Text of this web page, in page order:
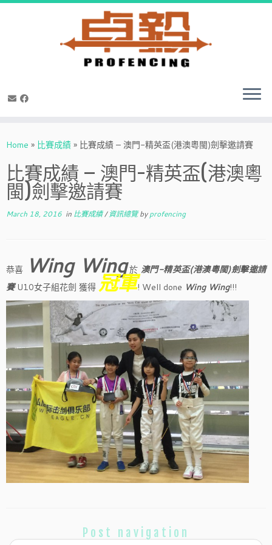
toHome » 比賽成績 » 比賽成績 – 澳門-精英盃(港澳粵閩)劍擊邀請賽
比賽成績 – 澳門-精英盃(港澳粵
閩)劍擊邀請賽
March 18, 2016 in 比賽成績/資訊總覽byprofencing
恭喜 Wing Wing於 澳門-精英盃(港澳粵閩)劍擊邀請
賽U10女子組花劍 獲得 冠軍! Well done Wing Wing!!!
Post navigation